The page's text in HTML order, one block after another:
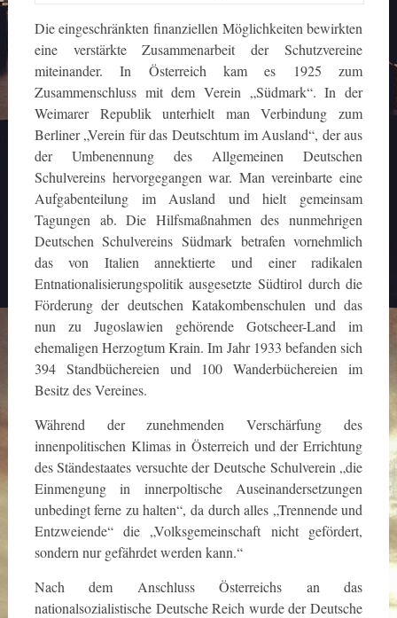
Die eingeschränkten finanziellen Möglichkeiten bewirkten
eine verstärkte Zusammenarbeit der Schutzvereine
miteinander. In Österreich kam es 1925 zum
Zusammenschluss mit dem Verein „Südmark“. In der
Weimarer Republik unterhielt man Verbindung zum
Berliner „Verein für das Deutschtum im Ausland“, der aus
der Umbenennung des Allgemeinen Deutschen
Schulvereins hervorgegangen war. Man vereinbarte eine
Aufgabenteilung im Ausland und hielt gemeinsam
Tagungen ab. Die Hilfsmaßnahmen des nunmehrigen
Deutschen Schulvereins Südmark betrafen vornehmlich
das von Italien annektierte und einer radikalen
Entnationalisierungspolitik ausgesetzte Südtirol durch die
Förderung der deutschen Katakombenschulen und das
nun zu Jugoslawien gehörende Gotscheer-Land im
ehemaligen Herzogtum Krain. Im Jahr 1933 befanden sich
394 Standbüchereien und 100 Wanderbüchereien im
Besitz des Vereines.
Während der zunehmenden Verschärfung des
innenpolitischen Klimas in Österreich und der Errichtung
des Ständestaates versuchte der Deutsche Schulverein „die
Einmengung in innerpoltische Auseinandersetzungen
unbedingt ferne zu halten“, da durch alles „Trennende und
Entzweiende“ die „Volksgemeinschaft nicht gefördert,
sondern nur gefährdet werden kann.“
Nach dem Anschluss Österreichs an das
nationalsozialistische Deutsche Reich wurde der Deutsche